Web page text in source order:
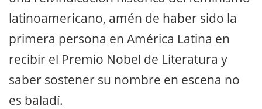
latinoamericano, amén de haber sido la
primera persona en América Latina en
recibir el Premio Nobel de Literatura y
saber sostener su nombre en escena no
es baladí.